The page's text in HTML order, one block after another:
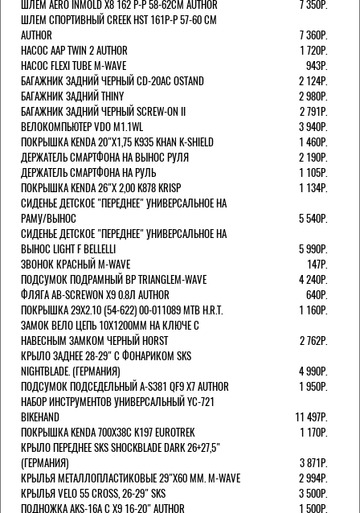
ШЛЕМ AERO INMOLD X8 162 Р-Р 58-62СМ AUTHOR
7 350Р.
ШЛЕМ СПОРТИВНЫЙ CREEK HST 161Р-Р 57-60 СМ
AUTHOR
7 360Р.
НАСОС AAP TWIN 2 AUTHOR
1 720Р.
НАСОС FLEXI TUBE M-WAVE
943Р.
БАГАЖНИК ЗАДНИЙ ЧЕРНЫЙ СD-20AC OSTAND
2 124Р.
БАГАЖНИК ЗАДНИЙ THINY
2 980Р.
БАГАЖНИК ЗАДНИЙ ЧЕРНЫЙ SCREW-ON II
2 791Р.
ВЕЛОКОМПЬЮТЕР VDO M1.1WL
3 940Р.
ПОКРЫШКА KENDA 20"Х1,75 K935 KHAN K-SHIELD
1 460Р.
ДЕРЖАТЕЛЬ СМАРТФОНА НА ВЫНОС РУЛЯ
2 190Р.
ДЕРЖАТЕЛЬ СМАРТФОНА НА РУЛЬ
1 105Р.
ПОКРЫШКА KENDA 26"Х 2,00 K878 KRISP
1 134Р.
СИДЕНЬЕ ДЕТСКОЕ "ПЕРЕДНЕЕ" УНИВЕРСАЛЬНОЕ НА
РАМУ/ВЫНОС
5 540Р.
СИДЕНЬЕ ДЕТСКОЕ "ПЕРЕДНЕЕ" УНИВЕРСАЛЬНОЕ НА
ВЫНОС LIGHT F BELLELLI
5 990Р.
ЗВОНОК КРАСНЫЙ M-WAVE
147Р.
ПОДСУМОК ПОДРАМНЫЙ BP TRIANGLEM-WAVE
4 240Р.
ФЛЯГА AB-SCREWON X9 0.8Л AUTHOR
640Р.
ПОКРЫШКА 29X2.10 (54-622) 00-011089 MTB H.R.T.
1 160Р.
ЗАМОК ВЕЛО ЦЕПЬ 10Х1200ММ НА КЛЮЧЕ С
НАВЕСНЫМ ЗАМКОМ ЧЕРНЫЙ HORST
2 762Р.
КРЫЛО ЗАДНЕЕ 28-29" С ФОНАРИКОМ SKS
NIGHTBLADE. (ГЕРМАНИЯ)
4 990Р.
ПОДСУМОК ПОДСЕДЕЛЬНЫЙ A-S381 QF9 X7 AUTHOR
1 950Р.
НАБОР ИНСТРУМЕНТОВ УНИВЕРСАЛЬНЫЙ YC-721
BIKEHAND
11 497Р.
ПОКРЫШКА KENDA 700Х38С K197 EUROTREK
1 170Р.
КРЫЛО ПЕРЕДНЕЕ SKS SHOCKBLADE DARK 26+27,5"
(ГЕРМАНИЯ)
3 871Р.
КРЫЛЬЯ МЕТАЛЛОПЛАСТИКОВЫЕ 29"Х60 ММ. M-WAVE
2 994Р.
КРЫЛЬЯ VELO 55 CROSS, 26-29" SKS
3 500Р.
ПОДНОЖКА AKS-16A C X9 16-20" AUTHOR
1 500Р.